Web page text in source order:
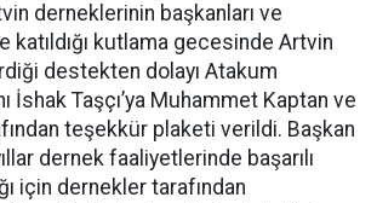
derneklerinin başkanları ve
katıldığı kutlama gecesinde Artvin
destekten dolayı Atakum
İshak Taşçı’ya Muhammet Kaptan ve
teşekkür plaketi verildi. Başkan
dernek faaliyetlerinde başarılı
için dernekler tarafından